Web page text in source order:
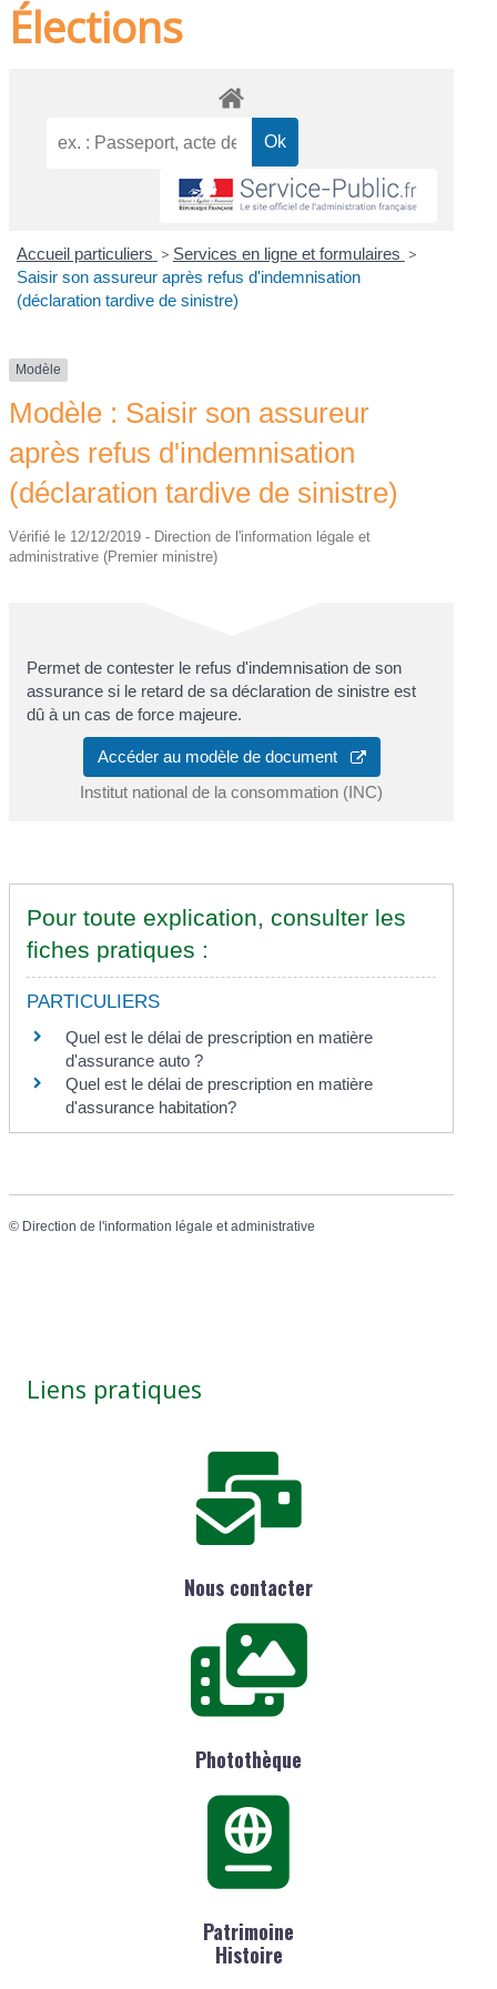
Élections
Accueil particuliers > Services en ligne et formulaires >
Saisir son assureur après refus d'indemnisation
(déclaration tardive de sinistre)
Modèle
Modèle : Saisir son assureur
après refus d'indemnisation
(déclaration tardive de sinistre)
Vérifié le 12/12/2019 - Direction de l'information légale et
administrative (Premier ministre)
Permet de contester le refus d'indemnisation de son
assurance si le retard de sa déclaration de sinistre est
dû à un cas de force majeure.
Accéder au modèle de document
Institut national de la consommation (INC)
Pour toute explication, consulter les
fiches pratiques :
PARTICULIERS
Quel est le délai de prescription en matière
d'assurance auto ?
Quel est le délai de prescription en matière
d'assurance habitation?
© Direction de l'information légale et administrative
Liens pratiques
Nous contacter
Photothèque
Patrimoine
Histoire